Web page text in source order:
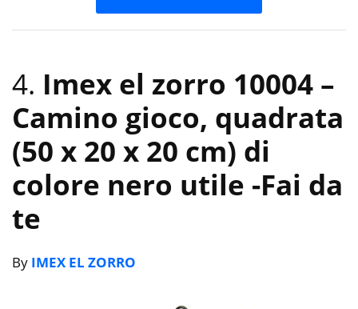
4. Imex el zorro 10004 –
Camino gioco, quadrata
(50 x 20 x 20 cm) di
colore nero utile -Fai da
te
By IMEX EL ZORRO